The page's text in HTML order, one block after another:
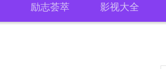
励志荟萃 影视大全